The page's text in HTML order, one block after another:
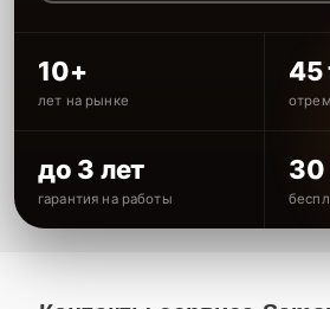
10+
лет на рынке
45
до 3 лет
гарантия на работы
30